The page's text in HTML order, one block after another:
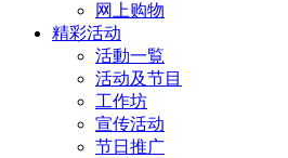
网上购物
精彩活动
活動一覧
活动及节目
工作坊
宣传活动
节日推广